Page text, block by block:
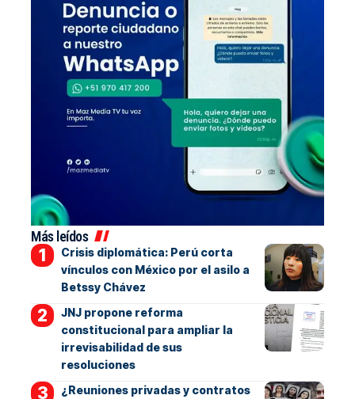
Más leídos
Crisis diplomática: Perú corta
vínculos con México por el asilo a
Betssy Chávez
JNJ propone reforma
constitucional para ampliar la
irrevisabilidad de sus
resoluciones
¿Reuniones privadas y contratos